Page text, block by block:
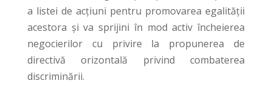
a listei de acțiuni pentru promovarea egalității
acestora și va sprijini în mod activ încheierea
negocierilor cu privire la propunerea de
directivă orizontală privind combaterea
discriminării.